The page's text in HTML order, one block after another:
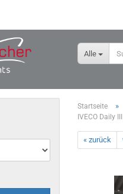
Alle
Startseite »
IVECO Daily
« zurück